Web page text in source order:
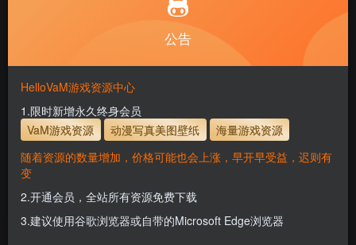
永久至尊会员终生有效
会员免费下载资源
主流网盘——高速下载
支付页面打不开或支付后不跳转请联系QQ：3317425885
会员尊享全站资源【免费下载】！
1.为了资源不失效！请不要在线解压！
2.请先保存到自己网盘后再下载！
3.有任何问题请联系客服或评论留言。
公告
HelloVaM游戏资源中心
1.限时新增永久终身会员
VaM游戏资源
动漫写真美图壁纸
海量游戏资源
随着资源的数量增加，价格可能也会上涨，早开早受益，迟则有
变
2.开通会员，全站所有资源免费下载
3.建议使用谷歌浏览器或自带的Microsoft Edge浏览器